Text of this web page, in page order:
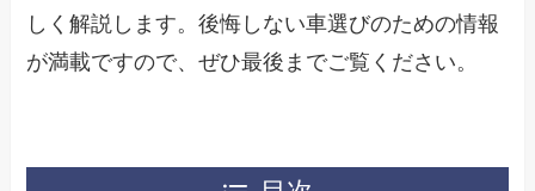
しく解説します。後悔しない車選びのための情報
が満載ですので、ぜひ最後までご覧ください。